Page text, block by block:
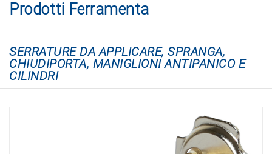
Prodotti Ferramenta
SERRATURE DA APPLICARE, SPRANGA,
CHIUDIPORTA, MANIGLIONI ANTIPANICO E
CILINDRI